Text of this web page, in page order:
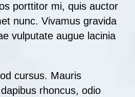
porttitor mi, quis auctor
nunc. Vivamus gravida
vulputate augue lacinia
cursus. Mauris
rhoncus, odio